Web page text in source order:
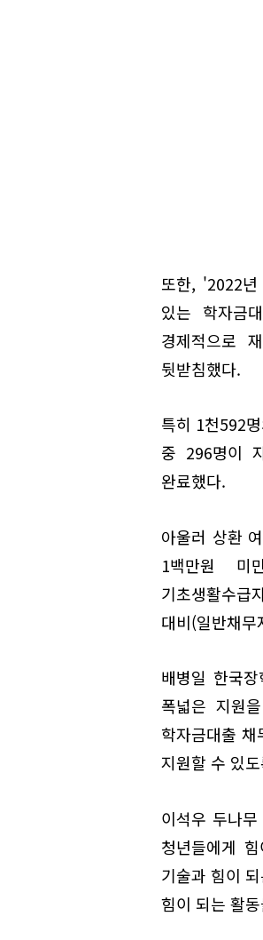
또한, '2022년
있는 학자금
경제적으로
뒷받침했다.
특히 1천592
중 296명이
완료했다.
아울러 상환
1백만원 미
기초생활수급
대비(일반채
배병일 한국
폭넓은 지원
학자금대출
지원할 수 있
이석우 두나
청년들에게
기술과 힘이
힘이 되는 활